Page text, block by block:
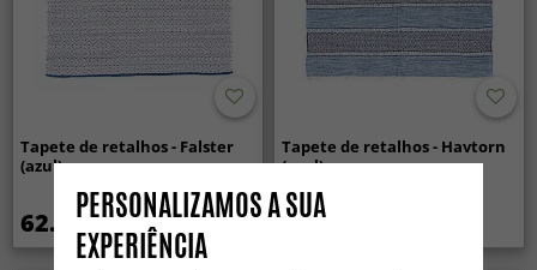
Tapete de retalhos - Falster
(azul)
62.99 €
Tapete de retalhos - Havtorn
(azul)
23.99 €
PERSONALIZAMOS A SUA
EXPERIÊNCIA